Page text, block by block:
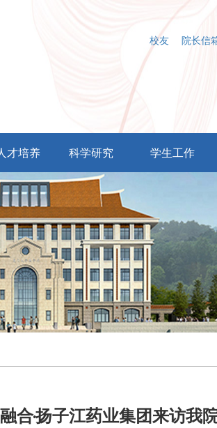
校友 院长信
才培养 科学研究 学生工作
合·扬子江药业集团来访我